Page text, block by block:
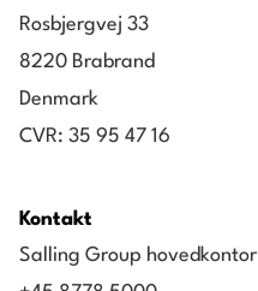
Rosbjergvej 33
8220 Brabrand
Denmark
CVR: 35 95 47 16
Kontakt
Salling Group hovedkontor